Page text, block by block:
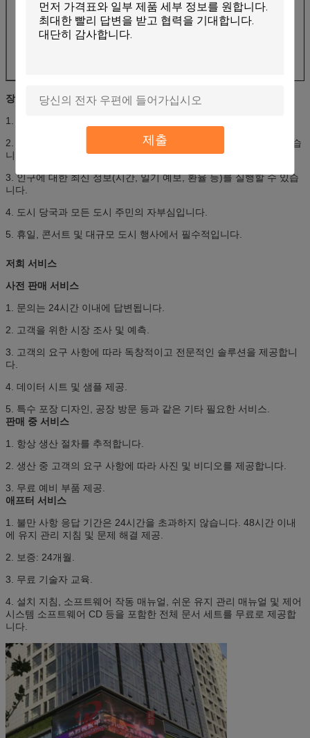
제출
작동 전압
DC5V
전력 소비
최대:900w/sqm, 평균:500w/sqm
주변 온도
장점
1. 라디오 및 텔레비전과 같은 대중 매체와 효과적으로 완료;
2. TV 광고를 포함한 비디오 및 실시간 TV 프로그램을 방송할 수 있습
니다.
3. 인구에 대한 최신 정보(시간, 일기 예보, 환율 등)를 실행할 수 있습
니다.
4. 도시 당국과 모든 도시 주민의 자부심입니다.
5. 휴일, 콘서트 및 대규모 도시 행사에서 필수적입니다.
저희 서비스
사전 판매 서비스
1. 문의는 24시간 이내에 답변됩니다.
2. 고객을 위한 시장 조사 및 예측.
3. 고객의 요구 사항에 따라 독창적이고 전문적인 솔루션을 제공합니
다.
4. 데이터 시트 및 샘플 제공.
5. 특수 포장 디자인, 공장 방문 등과 같은 기타 필요한 서비스.
판매 중 서비스
1. 항상 생산 절차를 추적합니다.
2. 생산 중 고객의 요구 사항에 따라 사진 및 비디오를 제공합니다.
3. 무료 예비 부품 제공.
애프터 서비스
1. 불만 사항 응답 기간은 24시간을 초과하지 않습니다. 48시간 이내
에 유지 관리 지침 및 문제 해결 제공.
2. 보증: 24개월.
3. 무료 기술자 교육.
4. 설치 지침, 소프트웨어 작동 매뉴얼, 쉬운 유지 관리 매뉴얼 및 제어
시스템 소프트웨어 CD 등을 포함한 전체 문서 세트를 무료로 제공합
니다.